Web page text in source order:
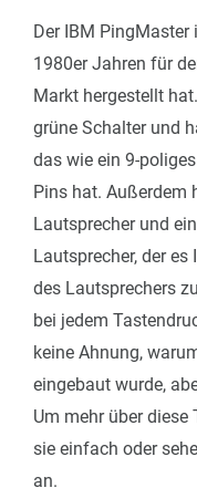
Der IBM PingMaster
1980er Jahren für
Markt hergestellt
grüne Schalter und
das wie ein 9-
Pins hat. Außerdem
Lautsprecher und
Lautsprecher, der
des Lautsprechers
bei jedem
keine Ahnung,
eingebaut wurde,
Um mehr über
sie einfach oder
an.